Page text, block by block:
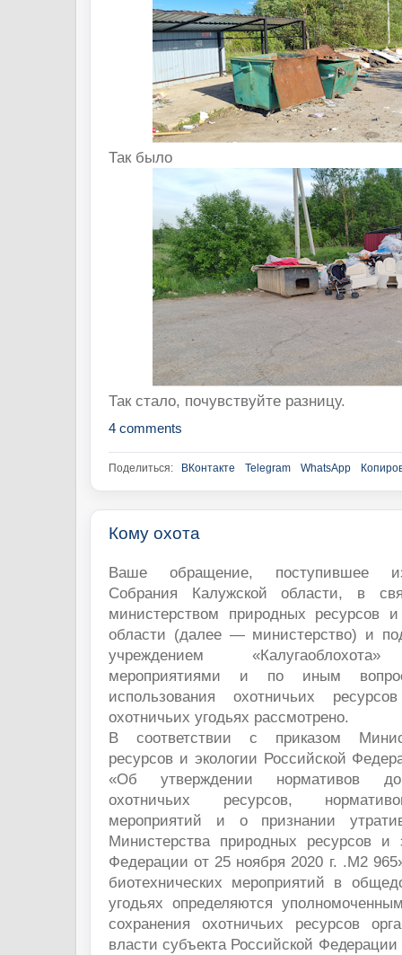
Так было
Так стало, почувствуйте разницу.
4 comments
Поделиться: ВКонтакте Telegram WhatsApp
Кому охота
Ваше обращение, поступившее из
Собрания Калужской области, в
министерством природных ресурсов
области (далее — министерство) и
учреждением «Калугаоблохота»
мероприятиями и по иным
использования охотничьих
охотничьих угодьях рассмотрено.
В соответствии с приказом
ресурсов и экологии Российской
«Об утверждении нормативов
охотничьих ресурсов,
мероприятий и о признании
Министерства природных ресурсов и
Федерации от 25 ноября 2020 г. .М2
биотехнических мероприятий в
угодьях определяются
сохранения охотничьих ресурсов
власти субъекта Российской